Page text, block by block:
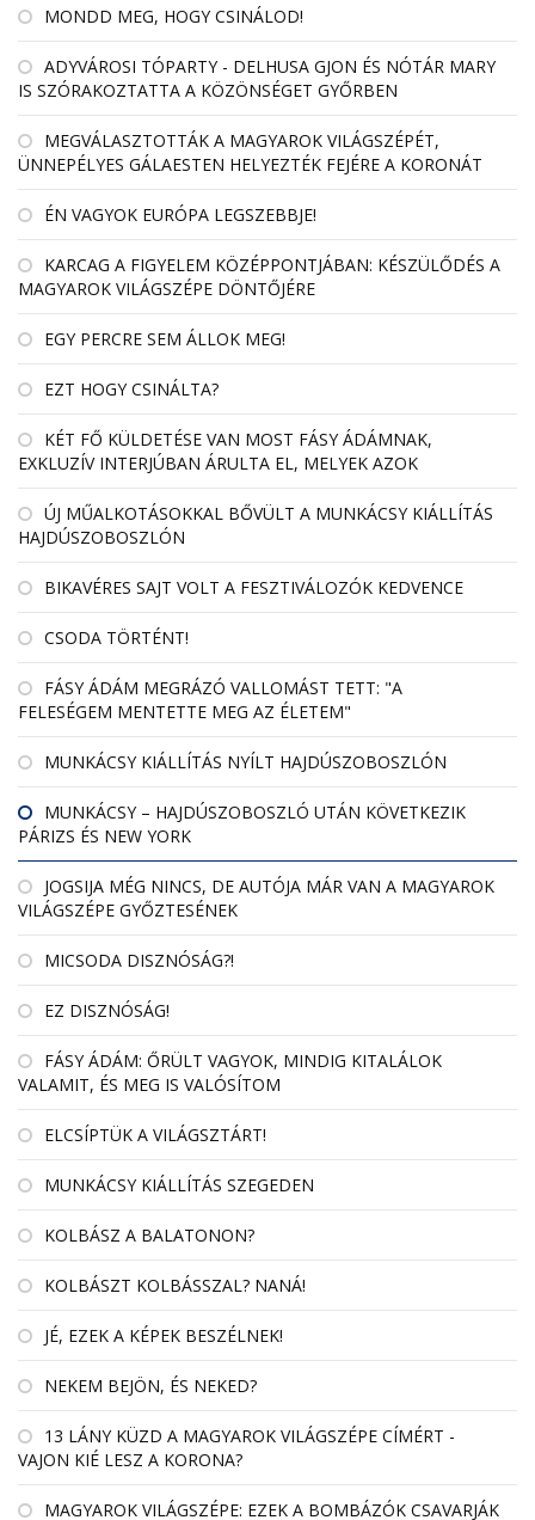
MONDD MEG, HOGY CSINÁLOD!
ADYVÁROSI TÓPARTY - DELHUSA GJON ÉS NÓTÁR MARY
IS SZÓRAKOZTATTA A KÖZÖNSÉGET GYŐRBEN
MEGVÁLASZTOTTÁK A MAGYAROK VILÁGSZÉPÉT,
ÜNNEPÉLYES GÁLAESTEN HELYEZTÉK FEJÉRE A KORONÁT
ÉN VAGYOK EURÓPA LEGSZEBBJE!
KARCAG A FIGYELEM KÖZÉPPONTJÁBAN: KÉSZÜLŐDÉS A
MAGYAROK VILÁGSZÉPE DÖNTŐJÉRE
EGY PERCRE SEM ÁLLOK MEG!
EZT HOGY CSINÁLTA?
KÉT FŐ KÜLDETÉSE VAN MOST FÁSY ÁDÁMNAK,
EXKLUZÍV INTERJÚBAN ÁRULTA EL, MELYEK AZOK
ÚJ MŰALKOTÁSOKKAL BŐVÜLT A MUNKÁCSY KIÁLLÍTÁS
HAJDÚSZOBOSZLÓN
BIKAVÉRES SAJT VOLT A FESZTIVÁLOZÓK KEDVENCE
CSODA TÖRTÉNT!
FÁSY ÁDÁM MEGRÁZÓ VALLOMÁST TETT: "A
FELESÉGEM MENTETTE MEG AZ ÉLETEM"
MUNKÁCSY KIÁLLÍTÁS NYÍLT HAJDÚSZOBOSZLÓN
MUNKÁCSY – HAJDÚSZOBOSZLÓ UTÁN KÖVETKEZIK
PÁRIZS ÉS NEW YORK
JOGSIJA MÉG NINCS, DE AUTÓJA MÁR VAN A MAGYAROK
VILÁGSZÉPE GYŐZTESÉNEK
MICSODA DISZNÓSÁG?!
EZ DISZNÓSÁG!
FÁSY ÁDÁM: ŐRÜLT VAGYOK, MINDIG KITALÁLOK
VALAMIT, ÉS MEG IS VALÓSÍTOM
ELCSÍPTÜK A VILÁGSZTÁRT!
MUNKÁCSY KIÁLLÍTÁS SZEGEDEN
KOLBÁSZ A BALATONON?
KOLBÁSZT KOLBÁSSZAL? NANÁ!
JÉ, EZEK A KÉPEK BESZÉLNEK!
NEKEM BEJÖN, ÉS NEKED?
13 LÁNY KÜZD A MAGYAROK VILÁGSZÉPE CÍMÉRT -
VAJON KIÉ LESZ A KORONA?
MAGYAROK VILÁGSZÉPE: EZEK A BOMBÁZÓK CSAVARJÁK